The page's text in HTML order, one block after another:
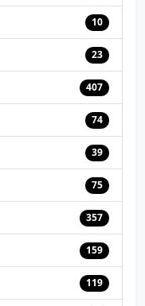
10
23
407
74
39
75
357
159
119